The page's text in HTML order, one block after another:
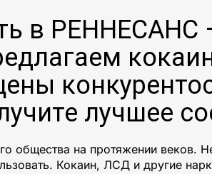
в РЕННЕСАНС
лучшее
общества на протяжении
Кокаин, ЛСД и другие